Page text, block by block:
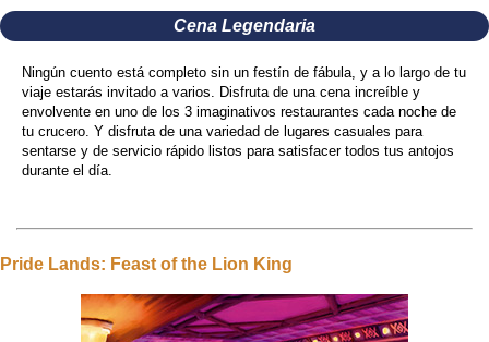
Cena Legendaria
Ningún cuento está completo sin un festín de fábula, y a lo largo de tu
viaje estarás invitado a varios. Disfruta de una cena increíble y
envolvente en uno de los 3 imaginativos restaurantes cada noche de
tu crucero. Y disfruta de una variedad de lugares casuales para
sentarse y de servicio rápido listos para satisfacer todos tus antojos
durante el día.
Pride Lands: Feast of the Lion King